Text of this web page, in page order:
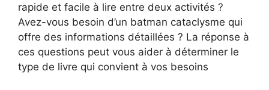
rapide et facile à lire entre deux activités ?
Avez-vous besoin d’un batman cataclysme qui
offre des informations détaillées ? La réponse à
ces questions peut vous aider à déterminer le
type de livre qui convient à vos besoins